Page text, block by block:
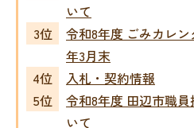
いて
令和8年度 ごみカレ
年3月末
入札・契約情報
令和8年度 田辺市職
いて